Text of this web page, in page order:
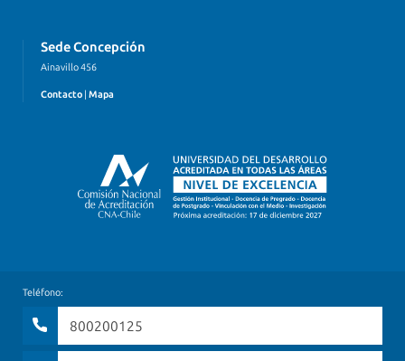
Sede Concepción
Ainavillo 456
Contacto | Mapa
Teléfono:
800200125